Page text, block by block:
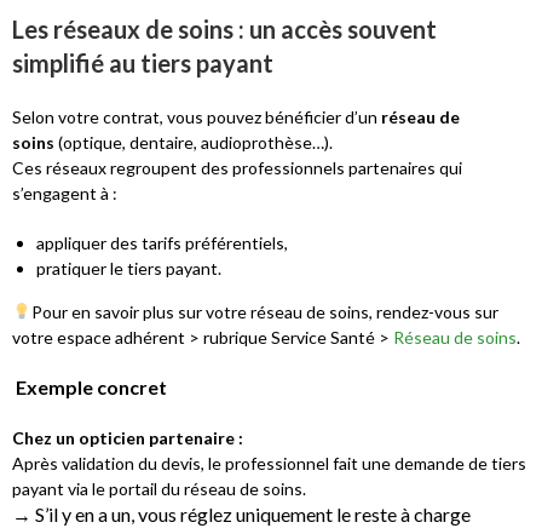
Les réseaux de soins : un accès souvent
simplifié au tiers payant
Selon votre contrat, vous pouvez bénéficier d’un réseau de
soins (optique, dentaire, audioprothèse…).
Ces réseaux regroupent des professionnels partenaires qui
s’engagent à :
appliquer des tarifs préférentiels,
pratiquer le tiers payant.
Pour en savoir plus sur votre réseau de soins, rendez-vous sur
votre espace adhérent > rubrique Service Santé > Réseau de soins.
Exemple concret
Chez un opticien partenaire :
Après validation du devis, le professionnel fait une demande de tiers
payant via le portail du réseau de soins.
→ S’il y en a un, vous réglez uniquement le reste à charge